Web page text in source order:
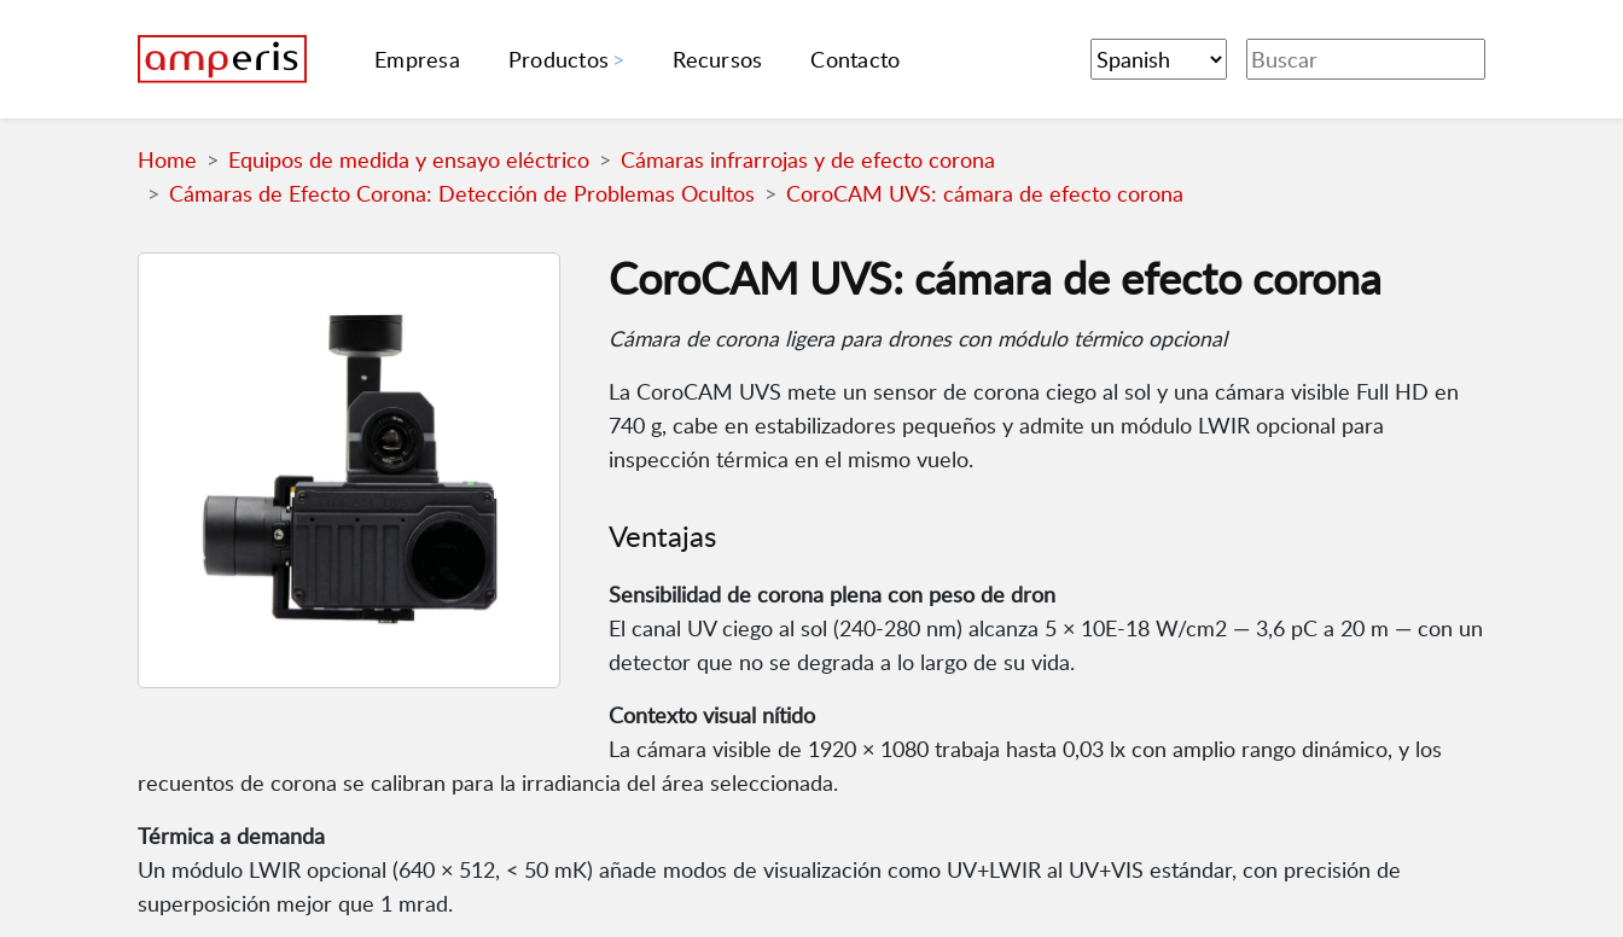
Empresa Productos Recursos Contacto
Home Equipos de medida y ensayo eléctrico
Cámaras infrarrojas y de efecto corona
Cámaras de Efecto Corona: Detección de Problemas Ocultos
CoroCAM UVS: cámara de efecto corona
CoroCAM UVS: cámara de efecto corona
Cámara de corona ligera para drones con módulo térmico opcional
La CoroCAM UVS mete un sensor de corona ciego al sol y una cámara visible Full HD en
740 g, cabe en estabilizadores pequeños y admite un módulo LWIR opcional para
inspección térmica en el mismo vuelo.
Ventajas
Sensibilidad de corona plena con peso de dron
El canal UV ciego al sol (240-280 nm) alcanza 5 × 10E-18 W/cm2 — 3,6 pC a 20 m — con un
detector que no se degrada a lo largo de su vida.
Contexto visual nítido
La cámara visible de 1920 × 1080 trabaja hasta 0,03 lx con amplio rango dinámico, y los
recuentos de corona se calibran para la irradiancia del área seleccionada.
Térmica a demanda
Un módulo LWIR opcional (640 × 512, < 50 mK) añade modos de visualización como UV+LWIR al UV+VIS estándar, con precisión de
superposición mejor que 1 mrad.